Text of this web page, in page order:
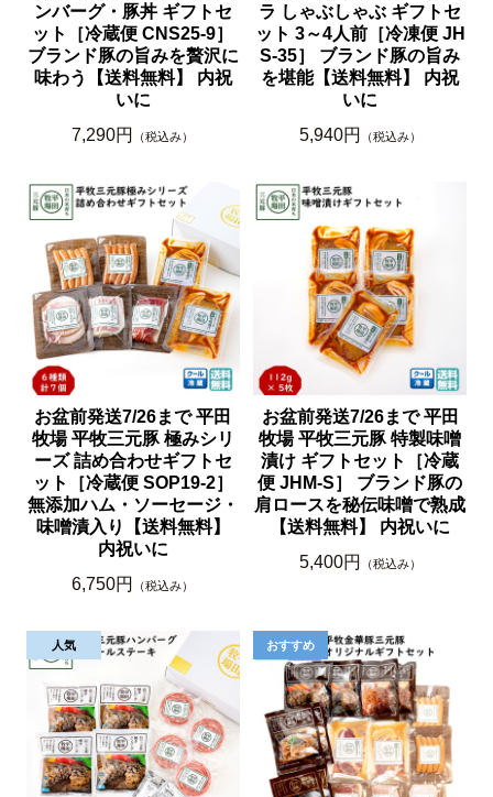
ンバーグ・豚丼 ギフトセ
ット［冷蔵便 CNS25-9］
ブランド豚の旨みを贅沢に
味わう【送料無料】 内祝
いに
7,290円
（税込み）
ラ しゃぶしゃぶ ギフトセ
ット 3～4人前［冷凍便 JH
S-35］ ブランド豚の旨み
を堪能【送料無料】 内祝
いに
5,940円
（税込み）
お盆前発送7/26まで 平田
牧場 平牧三元豚 極みシリ
ーズ 詰め合わせギフトセ
ット［冷蔵便 SOP19-2］
無添加ハム・ソーセージ・
味噌漬入り【送料無料】
内祝いに
6,750円
（税込み）
お盆前発送7/26まで 平田
牧場 平牧三元豚 特製味噌
漬け ギフトセット［冷蔵
便 JHM-S］ ブランド豚の
肩ロースを秘伝味噌で熟成
【送料無料】 内祝いに
5,400円
（税込み）